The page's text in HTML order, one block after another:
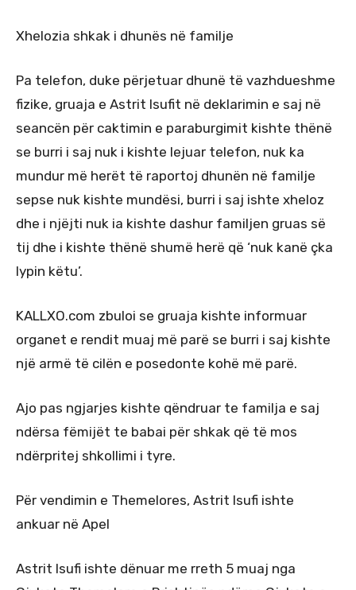
Xhelozia shkak i dhunës në familje
Pa telefon, duke përjetuar dhunë të vazhdueshme
fizike, gruaja e Astrit Isufit në deklarimin e saj në
seancën për caktimin e paraburgimit kishte thënë
se burri i saj nuk i kishte lejuar telefon, nuk ka
mundur më herët të raportoj dhunën në familje
sepse nuk kishte mundësi, burri i saj ishte xheloz
dhe i njëjti nuk ia kishte dashur familjen gruas së
tij dhe i kishte thënë shumë herë që ‘nuk kanë çka
lypin këtu’.
KALLXO.com zbuloi se gruaja kishte informuar
organet e rendit muaj më parë se burri i saj kishte
një armë të cilën e posedonte kohë më parë.
Ajo pas ngjarjes kishte qëndruar te familja e saj
ndërsa fëmijët te babai për shkak që të mos
ndërpritej shkollimi i tyre.
Për vendimin e Themelores, Astrit Isufi ishte
ankuar në Apel
Astrit Isufi ishte dënuar me rreth 5 muaj nga